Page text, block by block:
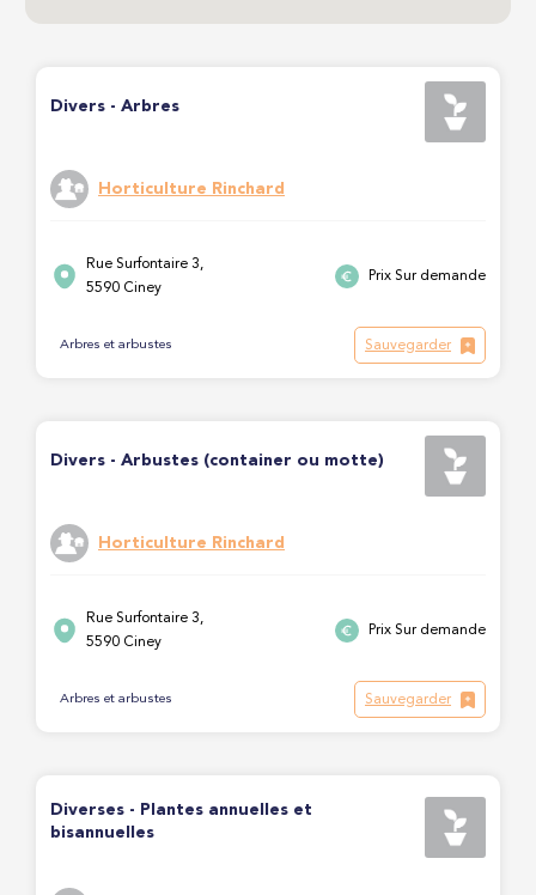
Divers - Arbres
Horticulture Rinchard
Rue Surfontaire 3,
5590 Ciney
Prix Sur demande
Arbres et arbustes Sauvegarder
Divers - Arbustes (container ou motte)
Horticulture Rinchard
Rue Surfontaire 3,
5590 Ciney
Prix Sur demande
Arbres et arbustes Sauvegarder
Diverses - Plantes annuelles et
bisannuelles